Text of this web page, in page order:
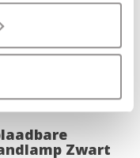
Zwart